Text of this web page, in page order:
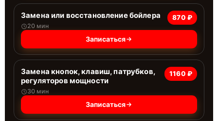
Замена или восстановление бойлера
20 мин
870 ₽
Записаться
Замена кнопок, клавиш, патрубков,
регуляторов мощности
30 мин
1160 ₽
Записаться